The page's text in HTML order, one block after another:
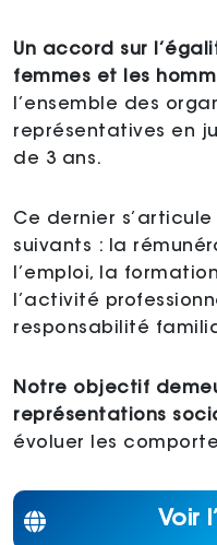
Un accord sur
femmes et les
l’ensemble des
représentatives en
de 3 ans.
Ce dernier
suivants : la
l’emploi, la
l’activité
responsabilité
Notre objectif
représentations
évoluer les
Voir